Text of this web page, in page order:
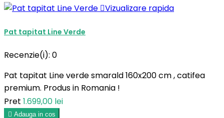
Vizualizare rapida
Pat tapitat Line Verde
Recenzie(i): 0
Pat tapitat Line verde smarald 160x200 cm , catifea
premium. Produs in Romania !
Pret 1.699,00 lei
 Adauga in cos